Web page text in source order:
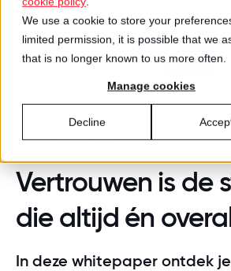
We use a cookie to store your
limited permission, it is possible that we
that is no longer known to us more often.
Manage cookies
Decline
Download degratis
Vertrouwen is de
die altijd én
In deze whitepaper ontdek